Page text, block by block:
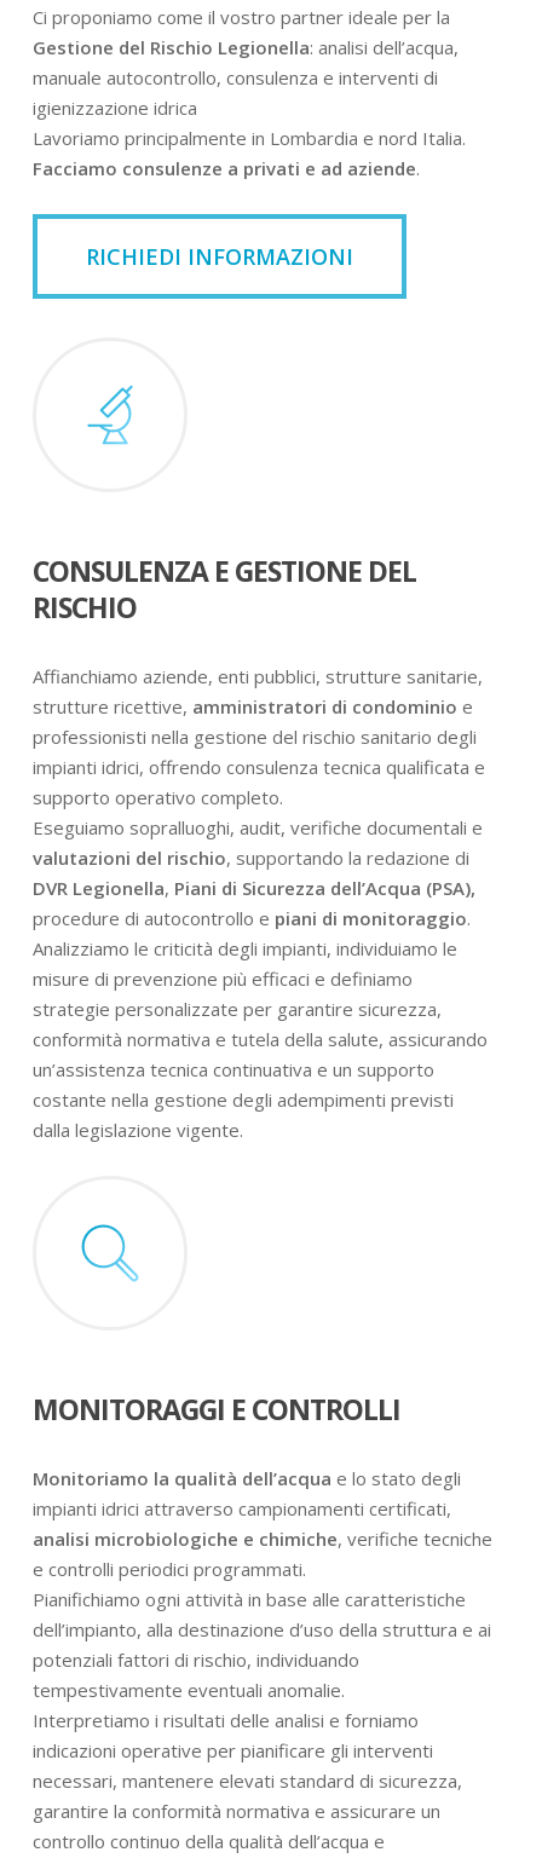
Ci proponiamo come il vostro partner ideale per la
Gestione del Rischio Legionella: analisi dell’acqua,
manuale autocontrollo, consulenza e interventi di
igienizzazione idrica
Lavoriamo principalmente in Lombardia e nord Italia.
Facciamo consulenze a privati e ad aziende.
RICHIEDI INFORMAZIONI
CONSULENZA E GESTIONE DEL
RISCHIO
Affianchiamo aziende, enti pubblici, strutture sanitarie,
strutture ricettive, amministratori di condominio e
professionisti nella gestione del rischio sanitario degli
impianti idrici, offrendo consulenza tecnica qualificata e
supporto operativo completo.
Eseguiamo sopralluoghi, audit, verifiche documentali e
valutazioni del rischio, supportando la redazione di
DVR Legionella, Piani di Sicurezza dell’Acqua (PSA),
procedure di autocontrollo e piani di monitoraggio.
Analizziamo le criticità degli impianti, individuiamo le
misure di prevenzione più efficaci e definiamo
strategie personalizzate per garantire sicurezza,
conformità normativa e tutela della salute, assicurando
un’assistenza tecnica continuativa e un supporto
costante nella gestione degli adempimenti previsti
dalla legislazione vigente.
MONITORAGGI E CONTROLLI
Monitoriamo la qualità dell’acqua e lo stato degli
impianti idrici attraverso campionamenti certificati,
analisi microbiologiche e chimiche, verifiche tecniche
e controlli periodici programmati.
Pianifichiamo ogni attività in base alle caratteristiche
dell’impianto, alla destinazione d’uso della struttura e ai
potenziali fattori di rischio, individuando
tempestivamente eventuali anomalie.
Interpretiamo i risultati delle analisi e forniamo
indicazioni operative per pianificare gli interventi
necessari, mantenere elevati standard di sicurezza,
garantire la conformità normativa e assicurare un
controllo continuo della qualità dell’acqua e